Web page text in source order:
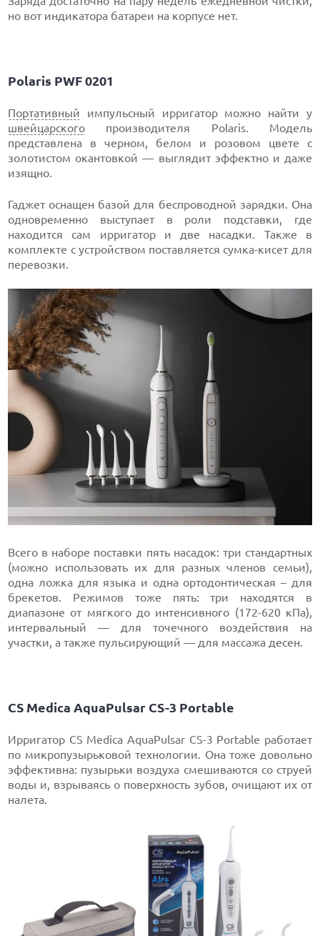
но вот индикатора батареи на корпусе нет.
Polaris PWF 0201
Портативный импульсный ирригатор можно найти у
швейцарского производителя Polaris. Модель
представлена в черном, белом и розовом цвете с
золотистом окантовкой — выглядит эффектно и даже
изящно.
Гаджет оснащен базой для беспроводной зарядки. Она
одновременно выступает в роли подставки, где
находится сам ирригатор и две насадки. Также в
комплекте с устройством поставляется сумка-кисет для
перевозки.
Всего в наборе поставки пять насадок: три стандартных
(можно использовать их для разных членов семьи),
одна ложка для языка и одна ортодонтическая – для
брекетов. Режимов тоже пять: три находятся в
диапазоне от мягкого до интенсивного (172-620 кПа),
интервальный — для точечного воздействия на
участки, а также пульсирующий — для массажа десен.
CS Medica АquaPulsar CS-3 Portable
Ирригатор CS Medica АquaPulsar CS-3 Portable работает
по микропузырьковой технологии. Она тоже довольно
эффективна: пузырьки воздуха смешиваются со струей
воды и, взрываясь о поверхность зубов, очищают их от
налета.